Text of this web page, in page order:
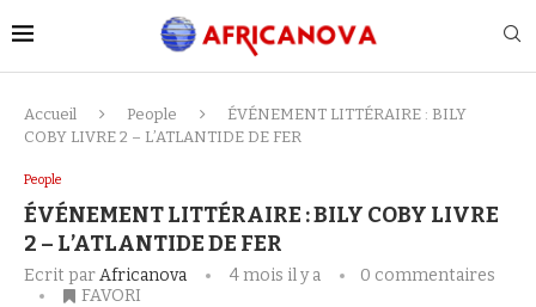
Accueil People
ÉVÉNEMENT LITTÉRAIRE : BILY
COBY LIVRE 2 – L’ATLANTIDE DE FER
People
ÉVÉNEMENT LITTÉRAIRE : BILY COBY LIVRE
2 – L’ATLANTIDE DE FER
Ecrit parAfricanova 4 mois il y a
0 commentaires
FAVORI